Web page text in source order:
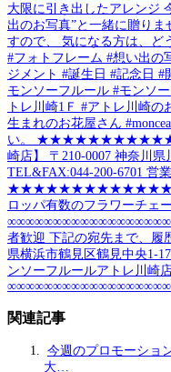
大限に引き出したアレンジ
出のお写真”と一緒に贈りま
すので、 気になる方は、ど
#フォトフレーム #想い出の
ジメント #誕生日 #記念日
モンソーフルール #モンソ
トレ川崎1Ｆ #アトレ川崎
生まれのお花屋さん
い。
崎店】 〒210-0007 神奈川
TEL&FAX:044-200-6701 営
★★★★★★★★★★★★★★★ モ
ロッパ有数のフラワーチェ
∞∞∞∞∞∞∞∞∞∞∞∞∞∞∞∞∞∞∞
者歓迎 下記の宛先まで、履
県横浜市鶴見区鶴見中央1-
ンソーフルールアトレ川崎
関連記事
今週のプロモーショ
大…